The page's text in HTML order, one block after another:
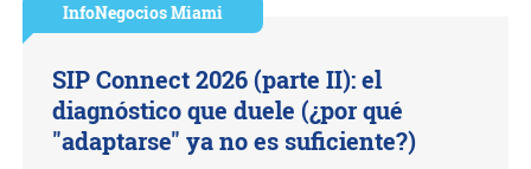
InfoNegocios Miami
SIP Connect 2026 (parte II): el
diagnóstico que duele (¿por qué
"adaptarse" ya no es suficiente?)